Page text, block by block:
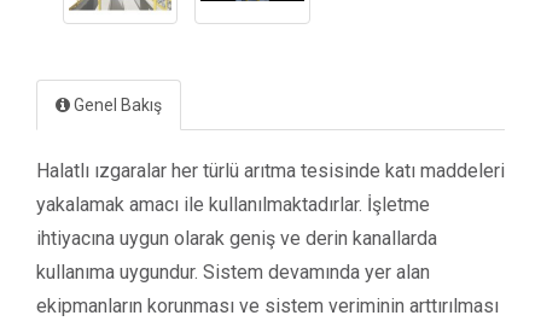
Genel Bakış
Halatlı ızgaralar her türlü arıtma tesisinde katı maddeleri
yakalamak amacı ile kullanılmaktadırlar. İşletme
ihtiyacına uygun olarak geniş ve derin kanallarda
kullanıma uygundur. Sistem devamında yer alan
ekipmanların korunması ve sistem veriminin arttırılması